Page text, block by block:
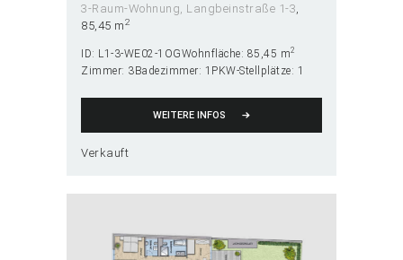
3-Raum-Wohnung , Langbeinstraße 1-3
85,45 m2
ID: L1-3-WE02-1OGWohnfläche: 85,45 m2
Zimmer: 3 Badezimmer: 1 PKW-Stellplätze: 1
WEITERE INFOS
Verkauft